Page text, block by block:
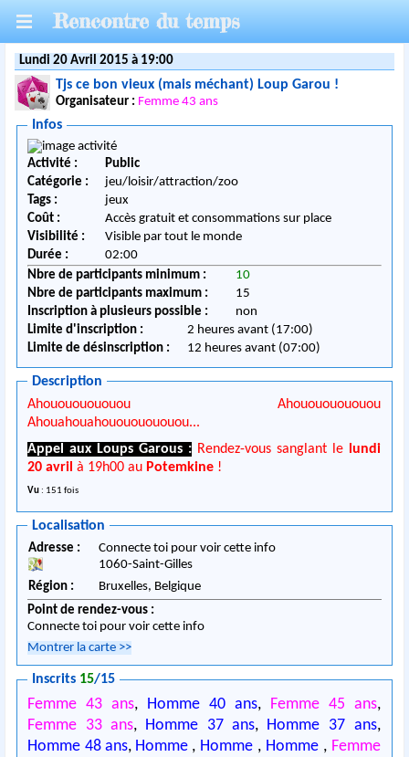
Rencontre du temps
Lundi 20 Avril 2015 à 19:00
Tjs ce bon vieux (mais méchant) Loup Garou !
Organisateur : Femme 43 ans
Infos
Activité :
Public
Catégorie :
jeu/loisir/attraction/zoo
Tags :
jeux
Coût :
Accès gratuit et consommations sur place
Visibilité :
Visible par tout le monde
Durée :
02:00
Nbre de participants minimum :
10
Nbre de participants maximum :
15
Inscription à plusieurs possible :
non
Limite d'inscription :
2 heures avant (17:00)
Limite de désinscription :
12 heures avant (07:00)
Description
Ahouououououou Ahouououououou
Ahouahouahouououououou...
Appel aux Loups Garous : Rendez-vous sanglant le
lundi
20 avril à 19h00 au Potemkine !
Vu : 151 fois
Localisation
Adresse :
Connecte toi pour voir cette info
1060-Saint-Gilles
Région :
Bruxelles, Belgique
Point de rendez-vous :
Connecte toi pour voir cette info
Montrer la carte >>
Inscrits 15/15
Femme 43 ans, Homme 40 ans, Femme 45 ans,
Femme 33 ans, Homme 37 ans, Homme 37 ans,
Homme 48 ans, Homme , Homme , Homme , Femme